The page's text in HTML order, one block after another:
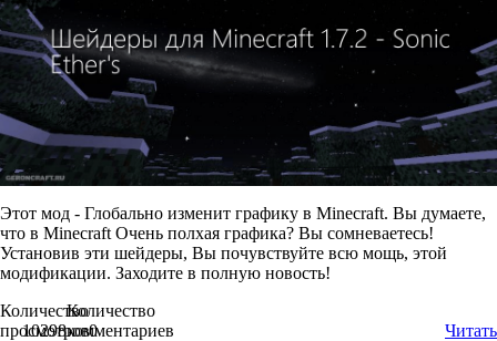
Этот мод - Глобально изменит графику в Minecraft. Вы думаете,
что в Minecraft Очень полхая графика? Вы сомневаетесь!
Установив эти шейдеры, Вы почувствуйте всю мощь, этой
модификации. Заходите в полную новость!
Количество
просмотров
10298
Количество
комментариев
0 Читать